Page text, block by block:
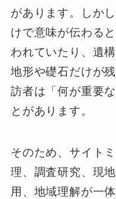
があります。しか
けで意味が伝わる
われていたり、遺
地形や礎石だけが
訪者は「何が重要
とがあります。
そのため、サイト
理、調査研究、現
用、地域理解が一